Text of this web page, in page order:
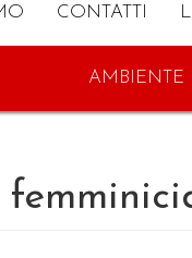
CONTATTI
AMBIENTE